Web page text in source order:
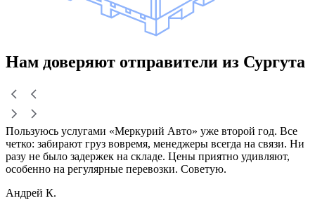
Нам доверяют отправители из Сургута
Пользуюсь услугами «Меркурий Авто» уже второй год. Все
четко: забирают груз вовремя, менеджеры всегда на связи. Ни
разу не было задержек на складе. Цены приятно удивляют,
особенно на регулярные перевозки. Советую.
Андрей К.